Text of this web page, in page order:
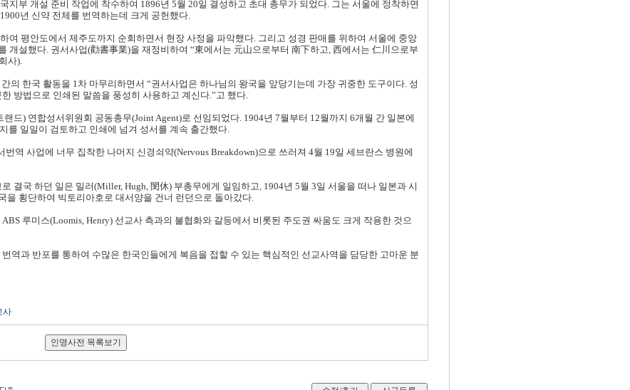
지부 개설 준비 작업에 착수하여 1896년 5월 20일 결성하고 초대 총무가 되었다. 그는 서울에 정착하면
년 신약 전체를 번역하는데 크게 공헌했다.
여 평안도에서 제주도까지 순회하면서 현장 사정을 파악했다. 그리고 성경 판매를 위하여 서울에 중앙
개설했다. 권서사업(勸書事業)을 재정비하여 “東에서는 元山으로부터 南下하고, 西에서는 仁川으로부
사).
의 한국 활동을 1차 마무리하면서 “권서사업은 하나님의 왕국을 앞당기는데 가장 귀중한 도구이다. 성
방법으로 인쇄된 말씀을 풍성히 사용하고 계신다.”고 했다.
드) 연합성서위원회 공동총무(Joint Agent)로 선임되었다. 1904년 7월부터 12월까지 6개월 간 일본에
를 일일이 검토하고 인쇄에 넘겨 성서를 계속 출간했다.
번역 사업에 너무 집착한 나머지 신경쇠약(Nervous Breakdown)으로 쓰러져 4월 19일 세브란스 병원에
결국 하던 일은 밀러(Miller, Hugh, 閔休) 부총무에게 일임하고, 1904년 5월 3일 서울을 떠나 일본과 시
을 횡단하여 빅토리아호로 대서양을 건너 런던으로 돌아갔다.
루미스(Loomis, Henry) 선교사 측과의 불협화와 갈등에서 비롯된 주도권 싸움도 크게 작용한 것으
역과 반포를 통하여 수많은 한국인들에게 복음을 접할 수 있는 핵심적인 선교사역을 담당한 고마운 분
사